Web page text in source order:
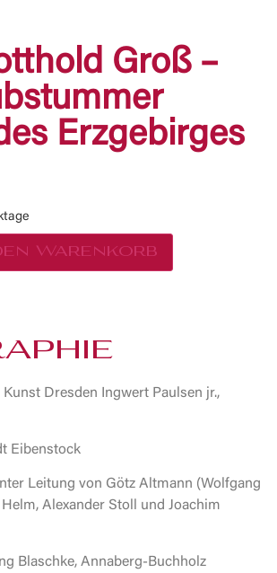
Groß –
Erzgebirges
Warenkorb
Kunst Dresden Ingwert Paulsen jr.,
Eibenstock
Leitung von Götz Altmann (Wolfgang
Alexander Stoll und Joachim
Blaschke, Annaberg-Buchholz